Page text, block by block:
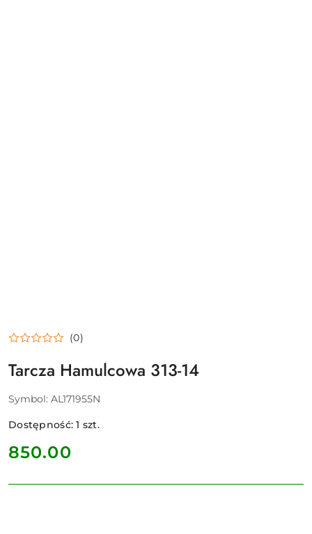
(0)
Tarcza Hamulcowa 313-14
Symbol: AL171955N
Dostępność:1 szt.
cena:
850.00